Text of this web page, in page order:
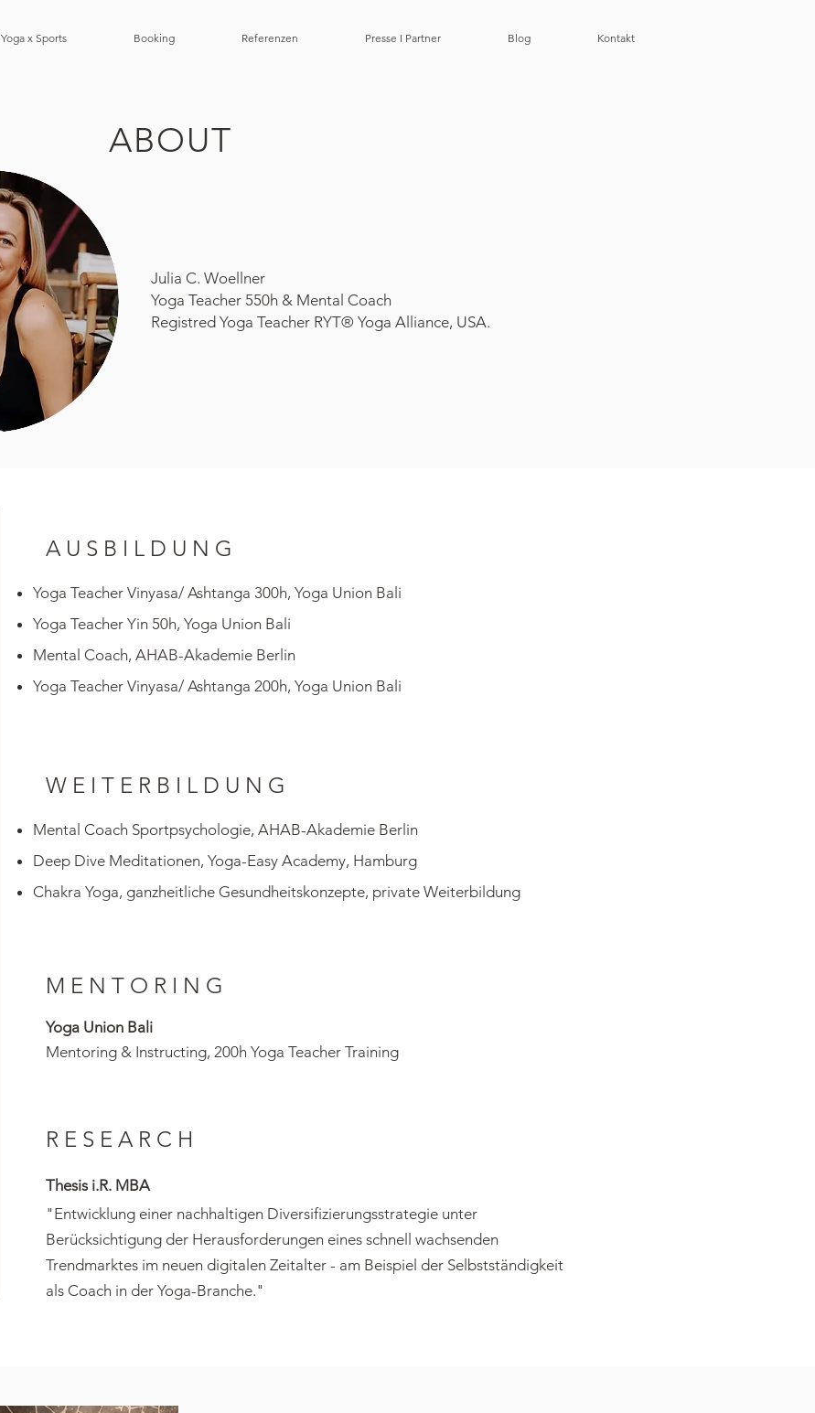
Yoga x Sports Booking Referenzen Presse I Partner Blog Kontakt
ABOUT
Julia C. Woellner
Yoga Teacher 550h & Mental Coach
Registred Yoga Teacher RYT® Yoga Alliance, USA.
AUSBILDUNG
Yoga Teacher Vinyasa/ Ashtanga 300h, Yoga Union Bali
Yoga Teacher Yin 50h, Yoga Union Bali
Mental Coach, AHAB-Akademie Berlin
Yoga Teacher Vinyasa/ Ashtanga 200h, Yoga Union Bali
WEITERBILDUNG
Mental Coach Sportpsychologie, AHAB-Akademie Berlin
Deep Dive Meditationen, Yoga-Easy Academy, Hamburg
Chakra Yoga, ganzheitliche Gesundheitskonzepte, private Weiterbildung
MENTORING
Yoga Union Bali
Mentoring & Instructing, 200h Yoga Teacher Training
RESEARCH
Thesis i.R. MBA
​" Entwicklung einer nachhaltigen Diversifizierungsstrategie unter
Berücksichtigung der Herausforderungen eines schnell wachsenden
Trendmarktes im neuen digitalen Zeitalter - am Beispiel der Selbstständigkeit
als Coach in der Yoga-Branche."